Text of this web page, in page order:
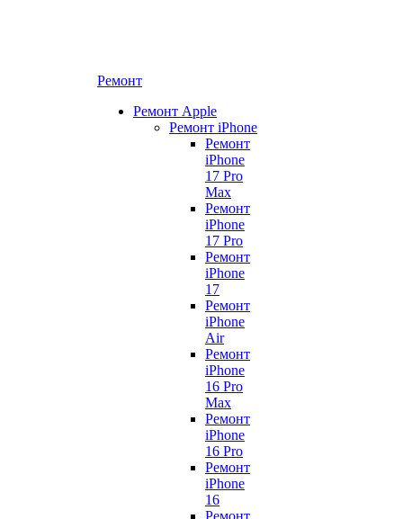
Ремонт
Ремонт Apple
Ремонт iPhone
Ремонт
iPhone
17 Pro
Max
Ремонт
iPhone
17 Pro
Ремонт
iPhone
17
Ремонт
iPhone
Air
Ремонт
iPhone
16 Pro
Max
Ремонт
iPhone
16 Pro
Ремонт
iPhone
16
Ремонт